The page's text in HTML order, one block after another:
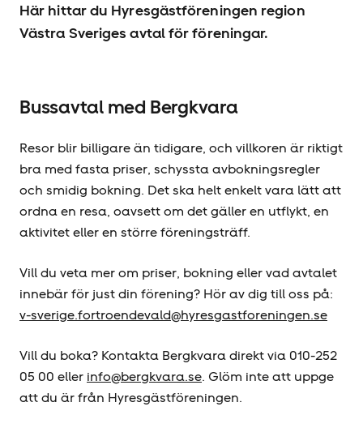
Här hittar du Hyresgäst­föreningen region
Västra Sveriges avtal för föreningar.
Bussavtal med Bergkvara
Resor blir billigare än tidigare, och villkoren är riktigt
bra med fasta priser, schyssta avbokningsregler
och smidig bokning. Det ska helt enkelt vara lätt att
ordna en resa, oavsett om det gäller en utflykt, en
aktivitet eller en större föreningsträff.
Vill du veta mer om priser, bokning eller vad avtalet
innebär för just din förening? Hör av dig till oss på:
v-sverige.fortroendevald@hyresgastforeningen.se
Vill du boka? Kontakta Bergkvara direkt via 010-252
05 00 eller info@bergkvara.se. Glöm inte att uppge
att du är från Hyresgäst­föreningen.